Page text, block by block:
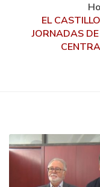
EL
JORNADAS